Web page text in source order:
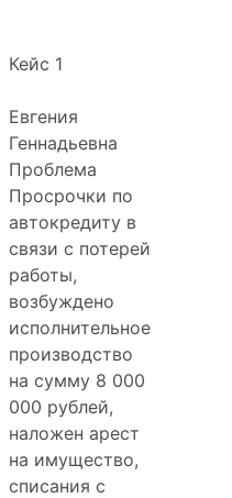
Кейс 1
Евгения
Геннадьевна
Проблема
Просрочки по
автокредиту в
связи с потерей
работы,
возбуждено
исполнительное
производство
на сумму 8 000
000 рублей,
наложен арест
на имущество,
списания с